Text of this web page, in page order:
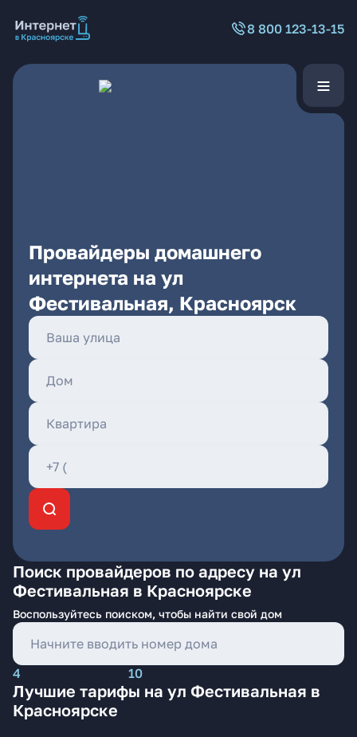
8 800 123-13-15
Провайдеры домашнего
интернета на ул
Фестивальная, Красноярск
Поиск провайдеров по адресу на ул
Фестивальная в Красноярске
Воспользуйтесь поиском, чтобы найти свой дом
4 10
Лучшие тарифы на ул Фестивальная в
Красноярске